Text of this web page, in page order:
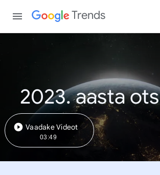
Trends
2023. aasta
Vaadake Videot
03:49